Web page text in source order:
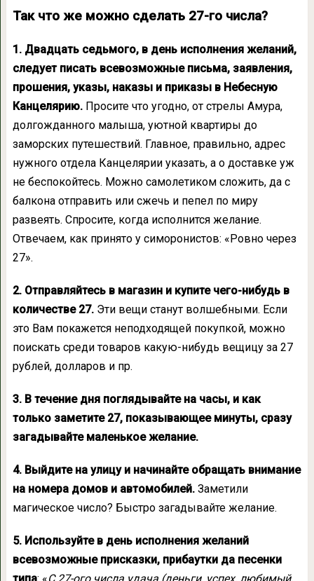
Так что же можно сделать 27-го числа?
1. Двадцать седьмого, в день исполнения желаний,
следует писать всевозможные письма, заявления,
прошения, указы, наказы и приказы в Небесную
Канцелярию.Просите что угодно, от стрелы Амура,
долгожданного малыша, уютной квартиры до
заморских путешествий. Главное, правильно, адрес
нужного отдела Канцелярии указать, а о доставке уж
не беспокойтесь. Можно самолетиком сложить, да с
балкона отправить или сжечь и пепел по миру
развеять. Спросите, когда исполнится желание.
Отвечаем, как принято у симоронистов: «Ровно через
27».
2. Отправляйтесь в магазин и купите чего-нибудь в
количестве 27.Эти вещи станут волшебными. Если
это Вам покажется неподходящей покупкой, можно
поискать среди товаров какую-нибудь вещицу за 27
рублей, долларов и пр.
3. В течение дня поглядывайте на часы, и как
только заметите 27, показывающее минуты, сразу
загадывайте маленькое желание.
4. Выйдите на улицу и начинайте обращать внимание
на номера домов и автомобилей.Заметили
магическое число? Быстро загадывайте желание.
5. Используйте в день исполнения желаний
всевозможные присказки, прибаутки да песенки